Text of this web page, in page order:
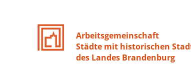
Arbeitsgemeinschaft
Städte mit historischen
des Landes Brandenburg